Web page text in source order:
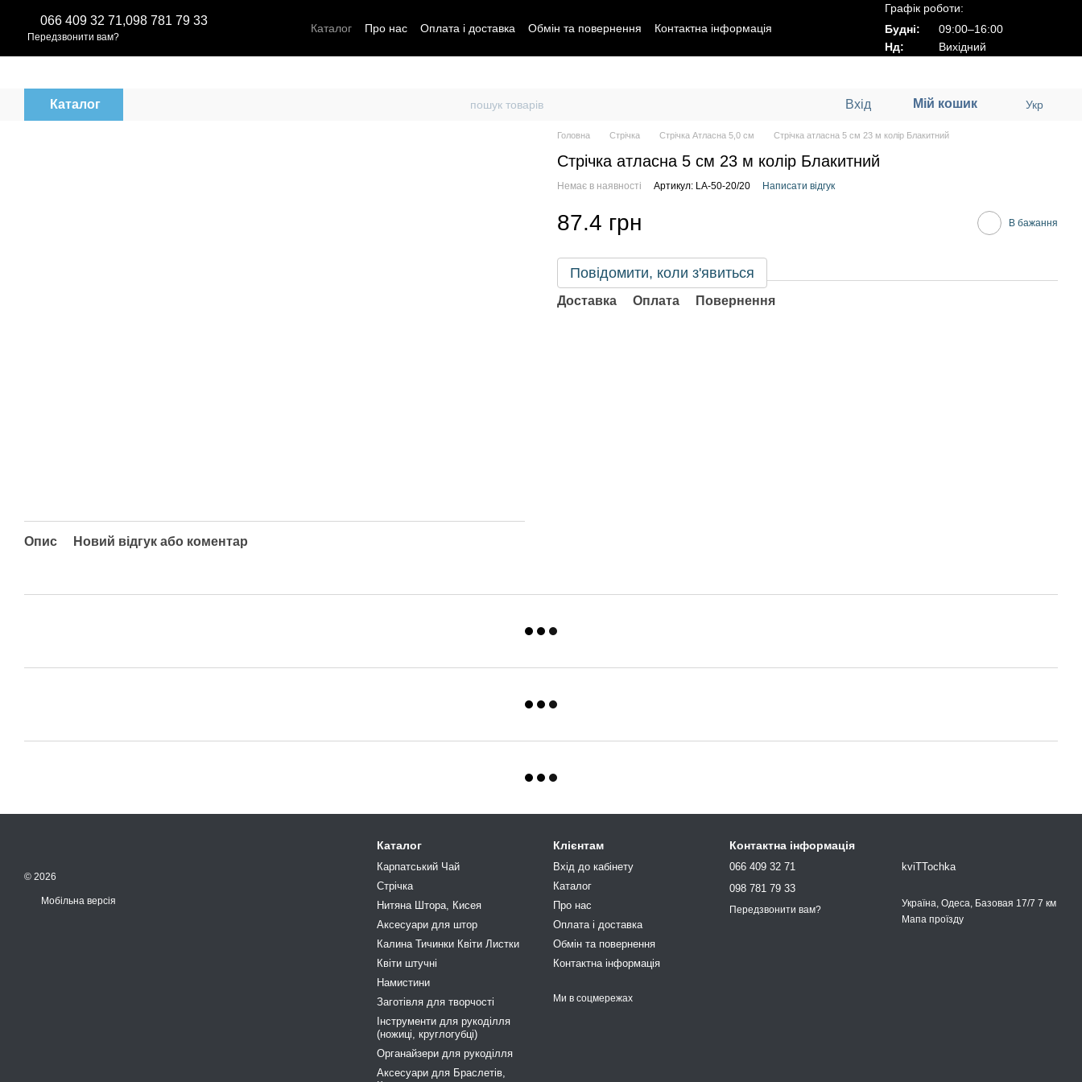
066 409 32 71,098 781 79 33
Передзвонити вам?
Каталог Про нас Оплата і доставка Обмін та повернення Контактна інформація
Графік роботи:
Будні:
09:00–16:00
Нд:
Вихідний
Каталог Вхід Мій кошик Укр
Опис Новий відгук або коментар
Головна Стрічка Стрічка Атласна 5,0 см Стрічка атласна 5 см 23 м колір Блакитний
Стрічка атласна 5 см 23 м колір Блакитний
Немає в наявності Артикул: LA-50-20/20 Написати відгук
87.4 грн В бажання
Повідомити, коли з'явиться
Доставка Оплата Повернення
© 2026
Мобільна версія
Каталог
Карпатський Чай
Стрічка
Нитяна Штора, Кисея
Аксесуари для штор
Калина Тичинки Квіти Листки
Квіти штучні
Намистини
Заготівля для творчості
Інструменти для рукоділля
(ножиці, круглогубці)
Органайзери для рукоділля
Аксесуари для Браслетів,
Клієнтам
Вхід до кабінету
Каталог
Про нас
Оплата і доставка
Обмін та повернення
Контактна інформація
Ми в соцмережах
Контактна інформація
066 409 32 71
098 781 79 33
Передзвонити вам?
kviTTochka
Україна, Одеса, Базовая 17/7 7 км
Мапа проїзду